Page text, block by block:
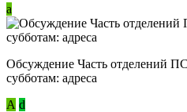
a
Обсуждение Часть отделений
субботам: адреса
А d